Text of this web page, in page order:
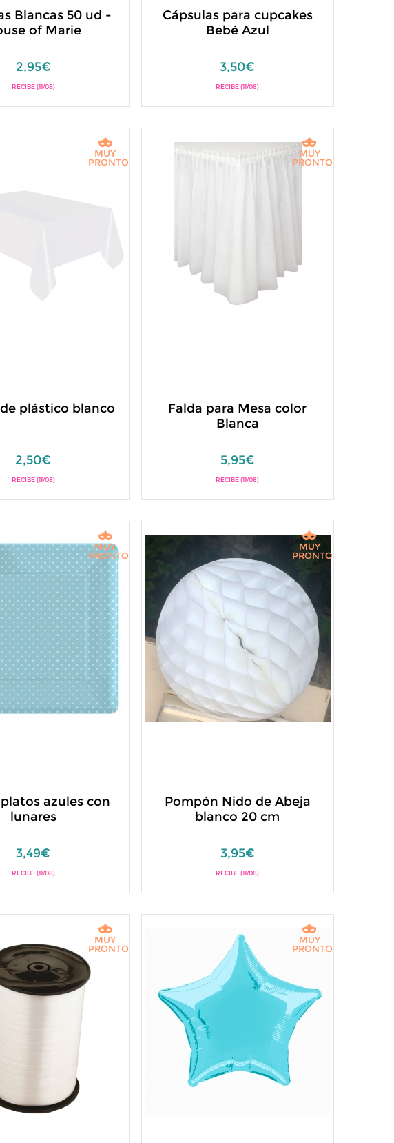
Blancas 50 ud -
of Marie
2,95€
RECIBE (11/08)
Cápsulas para cupcakes
Bebé Azul
3,50€
RECIBE (11/08)
plástico blanco
2,50€
RECIBE (11/08)
MUY
PRONTO
Falda para Mesa color
Blanca
5,95€
RECIBE (11/08)
MUY
PRONTO
azules con
lunares
3,49€
RECIBE (11/08)
MUY
PRONTO
Pompón Nido de Abeja
blanco 20 cm
3,95€
RECIBE (11/08)
MUY
PRONTO
MUY
PRONTO
MUY
PRONTO